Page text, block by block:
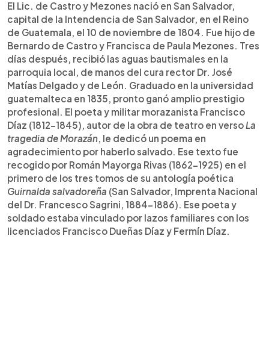
El Lic. de Castro y Mezones nació en San Salvador,
capital de la Intendencia de San Salvador, en el Reino
de Guatemala, el 10 de noviembre de 1804. Fue hijo de
Bernardo de Castro y Francisca de Paula Mezones. Tres
días después, recibió las aguas bautismales en la
parroquia local, de manos del cura rector Dr. José
Matías Delgado y de León. Graduado en la universidad
guatemalteca en 1835, pronto ganó amplio prestigio
profesional. El poeta y militar morazanista Francisco
Díaz (1812-1845), autor de la obra de teatro en verso La
tragedia de Morazán , le dedicó un poema en
agradecimiento por haberlo salvado. Ese texto fue
recogido por Román Mayorga Rivas (1862-1925) en el
primero de los tres tomos de su antología poética
Guirnalda salvadoreña (San Salvador, Imprenta Nacional
del Dr. Francesco Sagrini, 1884-1886). Ese poeta y
soldado estaba vinculado por lazos familiares con los
licenciados Francisco Dueñas Díaz y Fermín Díaz.